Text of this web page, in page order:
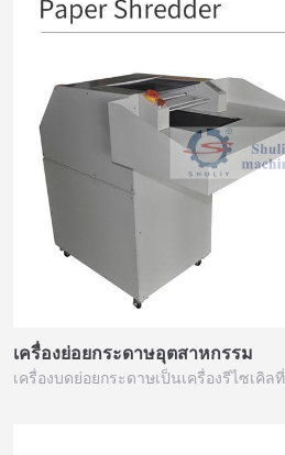
เครื่องย่อยกระดาษอุตสาหกรรม
เครื่องบดย่อยกระดาษเป็นเครื่องรีไซเคิล